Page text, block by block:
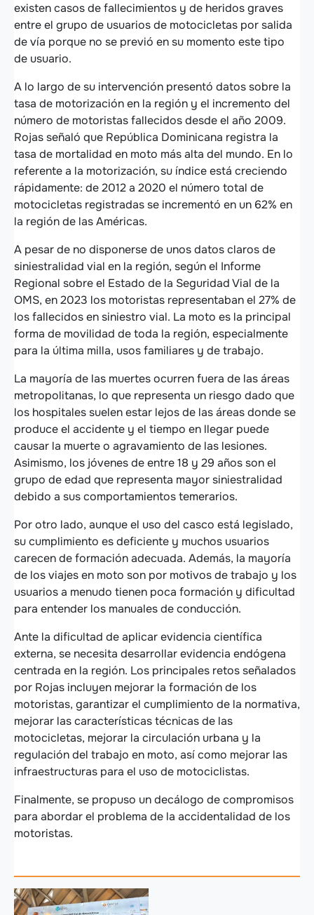
existen casos de fallecimientos y de heridos graves
entre el grupo de usuarios de motocicletas por salida
de vía porque no se previó en su momento este tipo
de usuario.
A lo largo de su intervención presentó datos sobre la
tasa de motorización en la región y el incremento del
número de motoristas fallecidos desde el año 2009.
Rojas señaló que República Dominicana registra la
tasa de mortalidad en moto más alta del mundo. En lo
referente a la motorización, su índice está creciendo
rápidamente: de 2012 a 2020 el número total de
motocicletas registradas se incrementó en un 62% en
la región de las Américas.
A pesar de no disponerse de unos datos claros de
siniestralidad vial en la región, según el Informe
Regional sobre el Estado de la Seguridad Vial de la
OMS, en 2023 los motoristas representaban el 27% de
los fallecidos en siniestro vial. La moto es la principal
forma de movilidad de toda la región, especialmente
para la última milla, usos familiares y de trabajo.
La mayoría de las muertes ocurren fuera de las áreas
metropolitanas, lo que representa un riesgo dado que
los hospitales suelen estar lejos de las áreas donde se
produce el accidente y el tiempo en llegar puede
causar la muerte o agravamiento de las lesiones.
Asimismo, los jóvenes de entre 18 y 29 años son el
grupo de edad que representa mayor siniestralidad
debido a sus comportamientos temerarios.
Por otro lado, aunque el uso del casco está legislado,
su cumplimiento es deficiente y muchos usuarios
carecen de formación adecuada. Además, la mayoría
de los viajes en moto son por motivos de trabajo y los
usuarios a menudo tienen poca formación y dificultad
para entender los manuales de conducción.
Ante la dificultad de aplicar evidencia científica
externa, se necesita desarrollar evidencia endógena
centrada en la región. Los principales retos señalados
por Rojas incluyen mejorar la formación de los
motoristas, garantizar el cumplimiento de la normativa,
mejorar las características técnicas de las
motocicletas, mejorar la circulación urbana y la
regulación del trabajo en moto, así como mejorar las
infraestructuras para el uso de motociclistas.
Finalmente, se propuso un decálogo de compromisos
para abordar el problema de la accidentalidad de los
motoristas.